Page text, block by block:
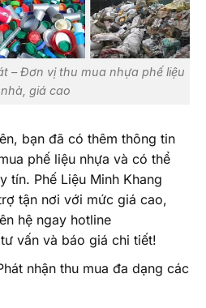
– Đơn vị thu mua nhựa phế liệu
giá cao
bạn đã có thêm thông tin
phế liệu nhựa và có thể
tín. Phế Liệu Minh Khang
tận nơi với mức giá cao,
hệ ngay hotline
vấn và báo giá chi tiết!
nhận thu mua đa dạng các